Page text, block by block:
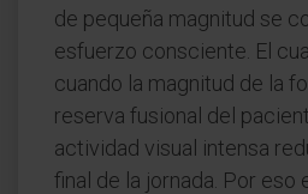
de pequeña magnitud se
esfuerzo consciente. El
cuando la magnitud de la
reserva fusional del
actividad visual intensa
final de la jornada. Por eso